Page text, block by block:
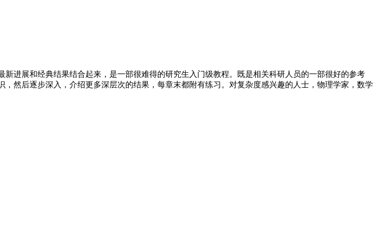
进展和经典结果结合起来，是一部很难得的研究生入门级教程。既是相关科研人员的一部很好的参考
然后逐步深入，介绍更多深层次的结果，每章末都附有练习。对复杂度感兴趣的人士，物理学家，数学